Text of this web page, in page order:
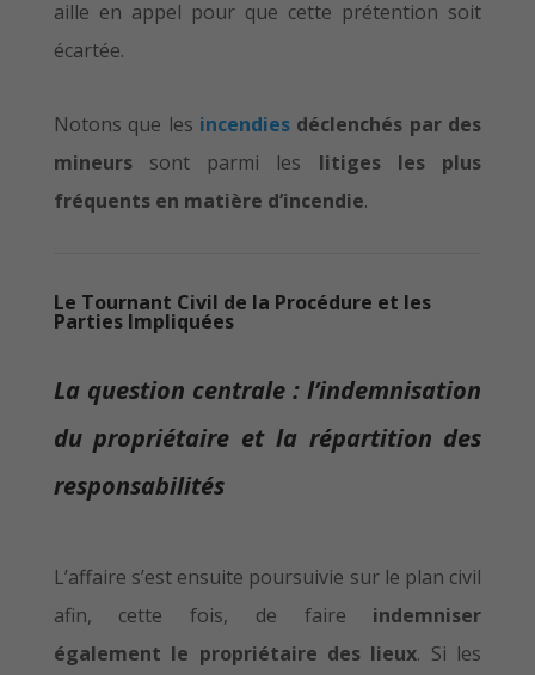
aille en appel pour que cette prétention soit
écartée.
Notons que les incendies déclenchés par des
mineurssont parmi les litiges les plus
fréquents en matière d’incendie.
Le Tournant Civil de la Procédure et les
Parties Impliquées
La question centrale : l’indemnisation
du propriétaire et la répartition des
responsabilités
L’affaire s’est ensuite poursuivie sur le plan civil
afin, cette fois, de faire indemniser
également le propriétaire des lieux. Si les